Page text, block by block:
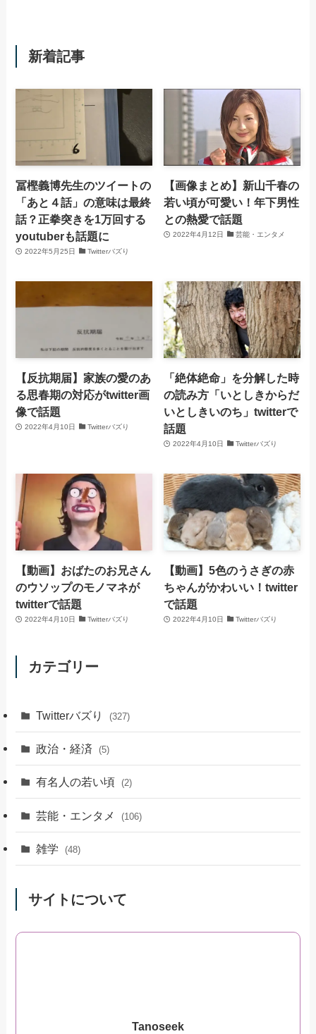
新着記事
冨樫義博先生のツイートの
「あと４話」の意味は最終
話？正拳突きを1万回する
youtuberも話題に
2022年5月25日 Twitterバズり
【画像まとめ】新山千春の
若い頃が可愛い！年下男性
との熱愛で話題
2022年4月12日 芸能・エンタメ
【反抗期届】家族の愛のあ
る思春期の対応がtwitter画
像で話題
2022年4月10日 Twitterバズり
「絶体絶命」を分解した時
の読み方「いとしきからだ
いとしきいのち」twitterで
話題
2022年4月10日 Twitterバズり
【動画】おばたのお兄さん
のウソップのモノマネが
twitterで話題
2022年4月10日 Twitterバズり
【動画】5色のうさぎの赤
ちゃんがかわいい！twitter
で話題
2022年4月10日 Twitterバズり
カテゴリー
Twitterバズり (327)
政治・経済 (5)
有名人の若い頃 (2)
芸能・エンタメ (106)
雑学 (48)
サイトについて
Tanoseek